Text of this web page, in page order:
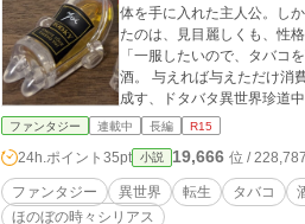
体を手に入れた主人公。し
たのは、見目麗しくも、性
「一服したいので、タバコ
酒。 与えれば与えただけ消
成す、ドタバタ異世界珍道
飲んでは暴れる傍若無人な
ファンタジー 連載中 長編 R15
24h.ポイント 35pt 小説 19,666 位 /
ファンタジー 異世界 転生 タバコ
ほのぼの時々シリアス